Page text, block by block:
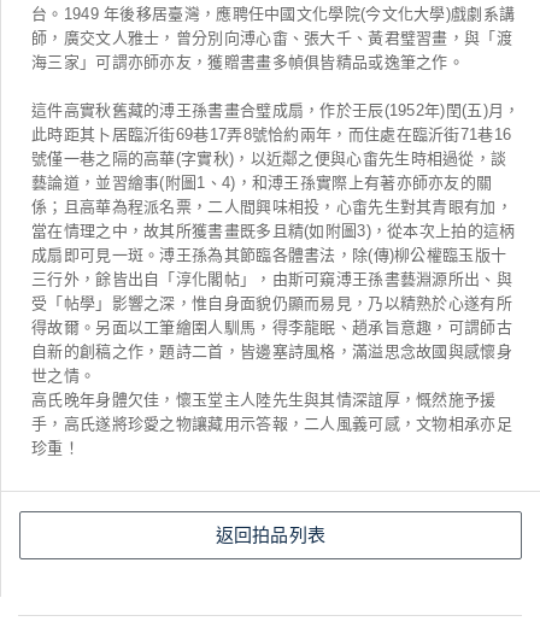
台。1949 年後移居臺灣，應聘任中國文化學院(今文化大學)戲劇系講
師，廣交文人雅士，曾分別向溥心畬、張大千、黃君璧習畫，與「渡
海三家」可謂亦師亦友，獲贈書畫多幀俱皆精品或逸筆之作。
這件高實秋舊藏的溥王孫書畫合璧成扇，作於壬辰(1952年)閏(五)月，
此時距其卜居臨沂街69巷17弄8號恰約兩年，而住處在臨沂街71巷16
號僅一巷之隔的高華(字實秋)，以近鄰之便與心畬先生時相過從，談
藝論道，並習繪事(附圖1、4)，和溥王孫實際上有著亦師亦友的關
係；且高華為程派名票，二人間興味相投，心畬先生對其青眼有加，
當在情理之中，故其所獲書畫既多且精(如附圖3)，從本次上拍的這柄
成扇即可見一斑。溥王孫為其節臨各體書法，除(傳)柳公權臨玉版十
三行外，餘皆出自「淳化閣帖」，由斯可窺溥王孫書藝淵源所出、與
受「帖學」影響之深，惟自身面貌仍顯而易見，乃以精熟於心遂有所
得故爾。另面以工筆繪圉人馴馬，得李龍眠、趙承旨意趣，可謂師古
自新的創稿之作，題詩二首，皆邊塞詩風格，滿溢思念故國與感懷身
世之情。
高氏晚年身體欠佳，懷玉堂主人陸先生與其情深誼厚，慨然施予援
手，高氏遂將珍愛之物讓藏用示答報，二人風義可感，文物相承亦足
珍重！
返回拍品列表